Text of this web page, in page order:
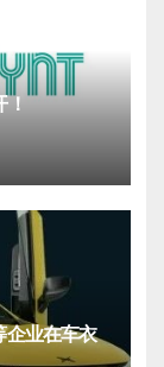
企业在车衣